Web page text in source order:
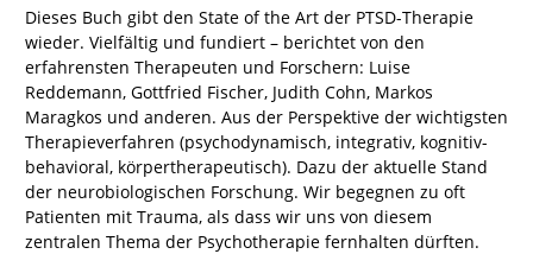
Dieses Buch gibt den State of the Art der PTSD-Therapie
wieder. Vielfältig und fundiert – berichtet von den
erfahrensten Therapeuten und Forschern: Luise
Reddemann, Gottfried Fischer, Judith Cohn, Markos
Maragkos und anderen. Aus der Perspektive der wichtigsten
Therapieverfahren (psychodynamisch, integrativ, kognitiv-
behavioral, körpertherapeutisch). Dazu der aktuelle Stand
der neurobiologischen Forschung. Wir begegnen zu oft
Patienten mit Trauma, als dass wir uns von diesem
zentralen Thema der Psychotherapie fernhalten dürften.